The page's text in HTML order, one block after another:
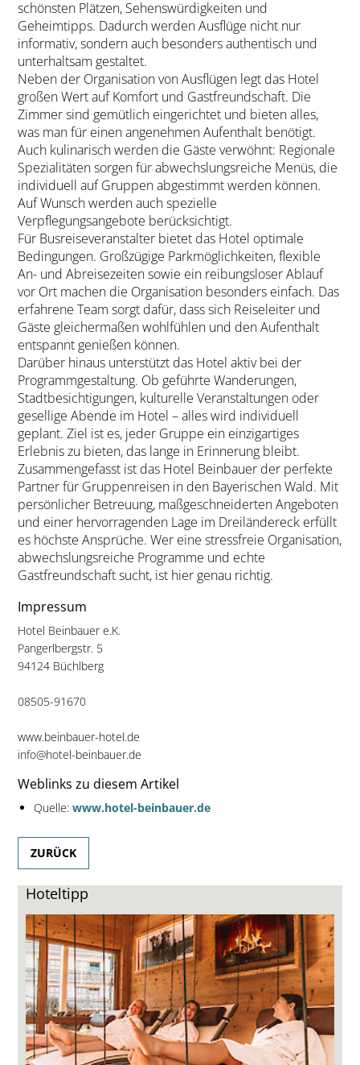
schönsten Plätzen, Sehenswürdigkeiten und
Geheimtipps. Dadurch werden Ausflüge nicht nur
informativ, sondern auch besonders authentisch und
unterhaltsam gestaltet.
Neben der Organisation von Ausflügen legt das Hotel
großen Wert auf Komfort und Gastfreundschaft. Die
Zimmer sind gemütlich eingerichtet und bieten alles,
was man für einen angenehmen Aufenthalt benötigt.
Auch kulinarisch werden die Gäste verwöhnt: Regionale
Spezialitäten sorgen für abwechslungsreiche Menüs, die
individuell auf Gruppen abgestimmt werden können.
Auf Wunsch werden auch spezielle
Verpflegungsangebote berücksichtigt.
Für Busreiseveranstalter bietet das Hotel optimale
Bedingungen. Großzügige Parkmöglichkeiten, flexible
An- und Abreisezeiten sowie ein reibungsloser Ablauf
vor Ort machen die Organisation besonders einfach. Das
erfahrene Team sorgt dafür, dass sich Reiseleiter und
Gäste gleichermaßen wohlfühlen und den Aufenthalt
entspannt genießen können.
Darüber hinaus unterstützt das Hotel aktiv bei der
Programmgestaltung. Ob geführte Wanderungen,
Stadtbesichtigungen, kulturelle Veranstaltungen oder
gesellige Abende im Hotel – alles wird individuell
geplant. Ziel ist es, jeder Gruppe ein einzigartiges
Erlebnis zu bieten, das lange in Erinnerung bleibt.
Zusammengefasst ist das Hotel Beinbauer der perfekte
Partner für Gruppenreisen in den Bayerischen Wald. Mit
persönlicher Betreuung, maßgeschneiderten Angeboten
und einer hervorragenden Lage im Dreiländereck erfüllt
es höchste Ansprüche. Wer eine stressfreie Organisation,
abwechslungsreiche Programme und echte
Gastfreundschaft sucht, ist hier genau richtig.
Impressum
Hotel Beinbauer e.K.
Pangerlbergstr. 5
94124 Büchlberg
08505-91670
www.beinbauer-hotel.de
info@hotel-beinbauer.de
Weblinks zu diesem Artikel
Quelle: www.hotel-beinbauer.de
ZURÜCK
Hoteltipp